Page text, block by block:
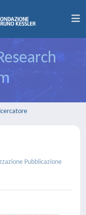
Pubblicazione